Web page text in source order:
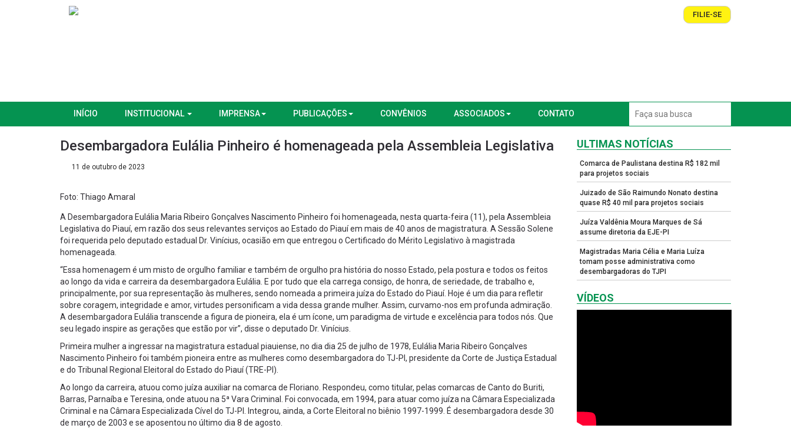
FILIE-SE
INÍCIO INSTITUCIONAL IMPRENSA PUBLICAÇÕES CONVÊNIOS ASSOCIADOS CONTATO
Desembargadora Eulália Pinheiro é homenageada pela Assembleia Legislativa
11 de outubro de 2023
Foto: Thiago Amaral
A Desembargadora Eulália Maria Ribeiro Gonçalves Nascimento Pinheiro foi homenageada, nesta quarta-feira (11), pela Assembleia
Legislativa do Piauí, em razão dos seus relevantes serviços ao Estado do Piauí em mais de 40 anos de magistratura. A Sessão Solene
foi requerida pelo deputado estadual Dr. Vinícius, ocasião em que entregou o Certificado do Mérito Legislativo à magistrada
homenageada.
“Essa homenagem é um misto de orgulho familiar e também de orgulho pra história do nosso Estado, pela postura e todos os feitos
ao longo da vida e carreira da desembargadora Eulália. E por tudo que ela carrega consigo, de honra, de seriedade, de trabalho e,
principalmente, por sua representação às mulheres, sendo nomeada a primeira juíza do Estado do Piauí. Hoje é um dia para refletir
sobre coragem, integridade e amor, virtudes personificam a vida dessa grande mulher. Assim, curvamo-nos em profunda admiração.
A desembargadora Eulália transcende a figura de pioneira, ela é um ícone, um paradigma de virtude e excelência para todos nós. Que
seu legado inspire as gerações que estão por vir”, disse o deputado Dr. Vinícius.
Primeira mulher a ingressar na magistratura estadual piauiense, no dia dia 25 de julho de 1978, Eulália Maria Ribeiro Gonçalves
Nascimento Pinheiro foi também pioneira entre as mulheres como desembargadora do TJ-PI, presidente da Corte de Justiça Estadual
e do Tribunal Regional Eleitoral do Estado do Piauí (TRE-PI).
Ao longo da carreira, atuou como juíza auxiliar na comarca de Floriano. Respondeu, como titular, pelas comarcas de Canto do Buriti,
Barras, Parnaíba e Teresina, onde atuou na 5ª Vara Criminal. Foi convocada, em 1994, para atuar como juíza na Câmara Especializada
Criminal e na Câmara Especializada Cível do TJ-PI. Integrou, ainda, a Corte Eleitoral no biênio 1997-1999. É desembargadora desde 30
de março de 2003 e se aposentou no último dia 8 de agosto.
ULTIMAS NOTÍCIAS
Comarca de Paulistana destina R$ 182 mil
para projetos sociais
Juizado de São Raimundo Nonato destina
quase R$ 40 mil para projetos sociais
Juíza Valdênia Moura Marques de Sá
assume diretoria da EJE-PI
Magistradas Maria Célia e Maria Luíza
tomam posse administrativa como
desembargadoras do TJPI
VÍDEOS